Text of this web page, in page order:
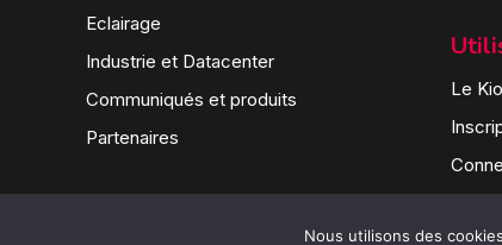
Eclairage
Industrie et Datacenter
Communiqués et produits
Partenaires
Le
Nous utilisons des